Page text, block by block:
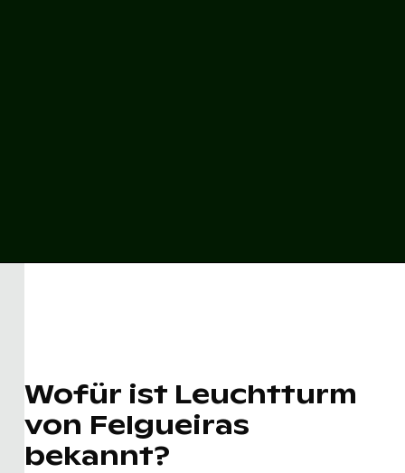
Wofür ist Leuchtturm
von Felgueiras
bekannt?